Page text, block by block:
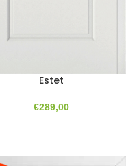
Estet
€289,00